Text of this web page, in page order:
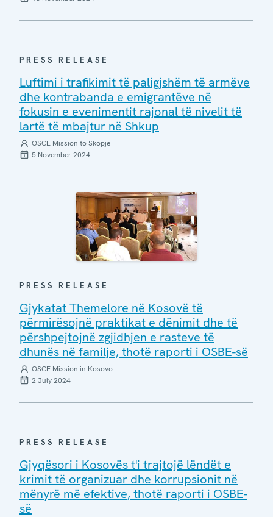
PRESS RELEASE
Luftimi i trafikimit të paligjshëm të armëve
dhe kontrabanda e emigrantëve në
fokusin e evenimentit rajonal të nivelit të
lartë të mbajtur në Shkup
OSCE Mission to Skopje
5 November 2024
PRESS RELEASE
Gjykatat Themelore në Kosovë të
përmirësojnë praktikat e dënimit dhe të
përshpejtojnë zgjidhjen e rasteve të
dhunës në familje, thotë raporti i OSBE-së
OSCE Mission in Kosovo
2 July 2024
PRESS RELEASE
Gjyqësori i Kosovës t'i trajtojë lëndët e
krimit të organizuar dhe korrupsionit në
mënyrë më efektive, thotë raporti i OSBE-
së